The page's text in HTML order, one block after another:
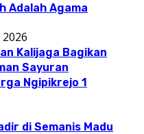
Adalah Agama
Kalijaga Bagikan
Sayuran
Ngipikrejo 1
di Semanis Madu